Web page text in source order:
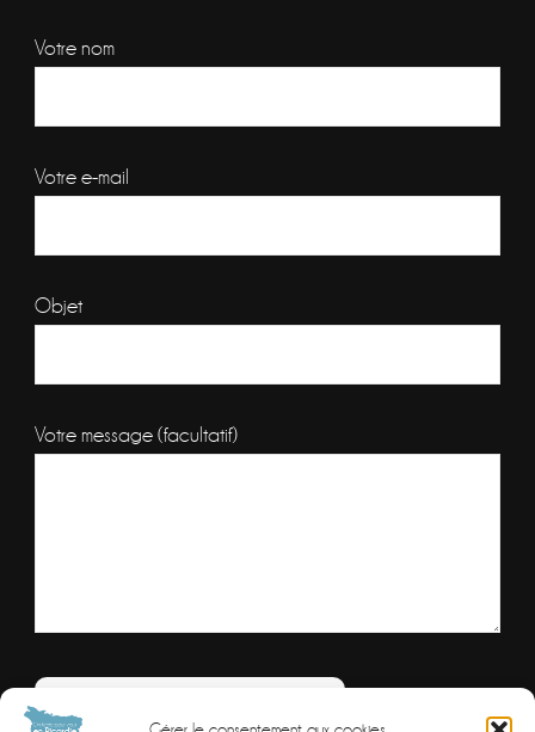
Votre nom
Votre e-mail
Objet
Votre message (facultatif)
Veuillez laisser ce champ vide.
Combien font